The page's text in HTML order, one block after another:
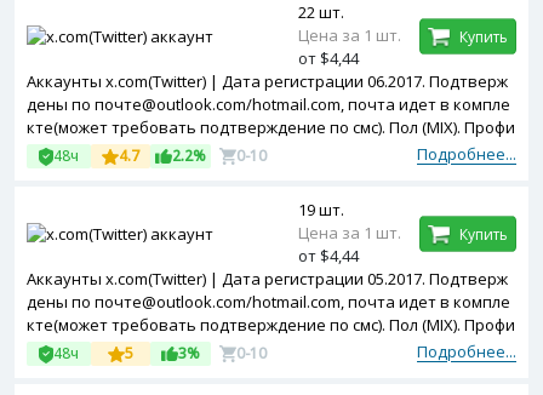
Аккаунты x.com(Twitter) | Дата регистрации 06.2017. Подтверж
дены по почте@outlook.com/hotmail.com, почта идет в компле
кте(может требовать подтверждение по смс). Пол (MIX). Профи
ль частично заполнен. Двухфакторная авторизация включен
а. Token в комплекте. Зарегистрированы с MIX ip
Подробнее...
48ч 4.7 2.2% 0-10
22 шт.
Цена за 1 шт.
от $4,44
Купить
Аккаунты x.com(Twitter) | Дата регистрации 05.2017. Подтверж
дены по почте@outlook.com/hotmail.com, почта идет в компле
кте(может требовать подтверждение по смс). Пол (MIX). Профи
ль частично заполнен. Двухфакторная авторизация включен
а. Token в комплекте. Зарегистрированы с MIX ip
Подробнее...
48ч 5 3% 0-10
19 шт.
Цена за 1 шт.
от $4,44
Купить